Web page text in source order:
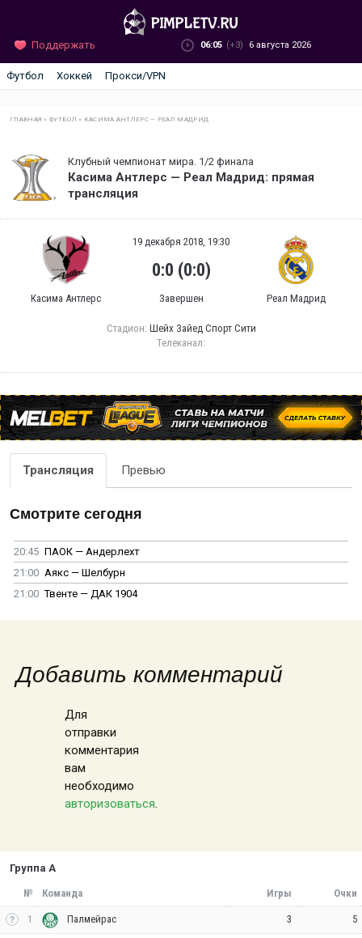
Поддержать 06:05 (+3) 6 августа 2026
Футбол Хоккей Прокси/VPN
ГЛАВНАЯ »ФУТБОЛ » КАСИМА АНТЛЕРС — РЕАЛ МАДРИД
Клубный чемпионат мира. 1/2 финала
Касима Антлерс — Реал Мадрид: прямая
трансляция
Касима Антлерс
19 декабря 2018, 19:30
0:0 (0:0)
Завершен Реал Мадрид
Стадион: Шейх Зайед Спорт Сити
Телеканал:
Трансляция Превью
Смотрите сегодня
20:45 ПАОК — Андерлехт
21:00 Аякс — Шелбурн
21:00 Твенте — ДАК 1904
Добавить комментарий
Для
отправки
комментария
вам
необходимо
авторизоваться.
Группа A
№ Команда Игры Очки
1 Палмейрас 3 5